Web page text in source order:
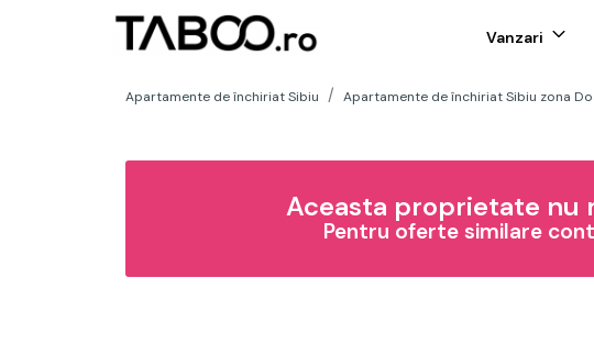
Vanzari
Apartamente de închiriat Sibiu Apartamente de închiriat Sibiu zona
Aceasta proprietate nu
Pentru oferte similare